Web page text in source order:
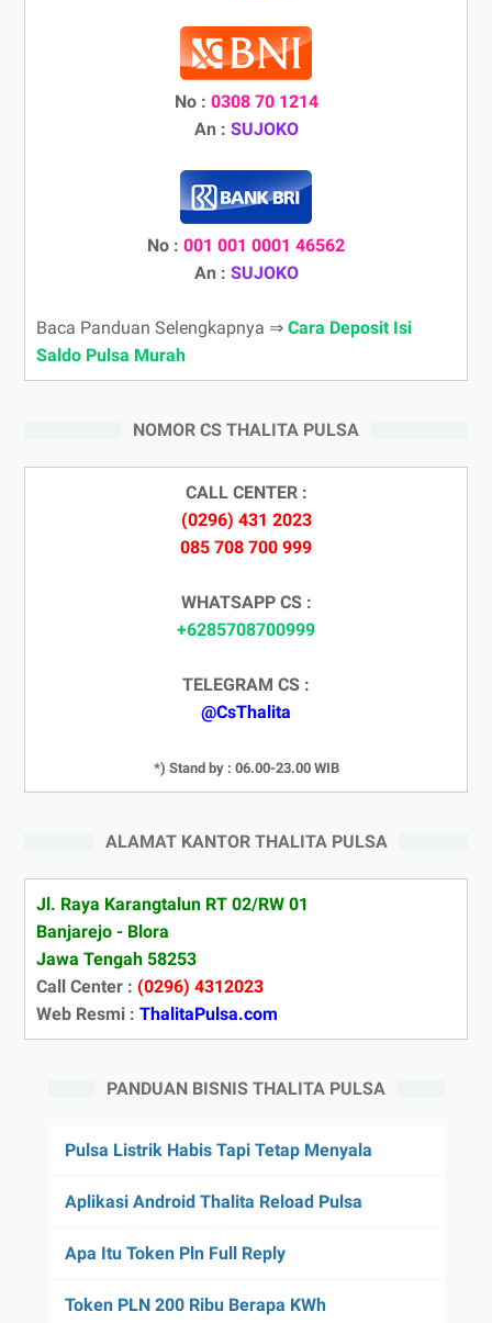
No : 0308 70 1214
An : SUJOKO
No : 001 001 0001 46562
An : SUJOKO
Baca Panduan Selengkapnya ⇒ Cara Deposit Isi
Saldo Pulsa Murah
NOMOR CS THALITA PULSA
CALL CENTER :
(0296) 431 2023
085 708 700 999
WHATSAPP CS :
+6285708700999
TELEGRAM CS :
@CsThalita
*) Stand by : 06.00-23.00 WIB
ALAMAT KANTOR THALITA PULSA
Jl. Raya Karangtalun RT 02/RW 01
Banjarejo - Blora
Jawa Tengah 58253
Call Center : (0296) 4312023
Web Resmi : ThalitaPulsa.com
PANDUAN BISNIS THALITA PULSA
Pulsa Listrik Habis Tapi Tetap Menyala
Aplikasi Android Thalita Reload Pulsa
Apa Itu Token Pln Full Reply
Token PLN 200 Ribu Berapa KWh